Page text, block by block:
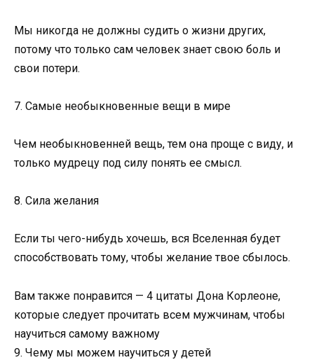
Мы никогда не должны судить о жизни других,
потому что только сам человек знает свою боль и
свои потери.
7. Самые необыкновенные вещи в мире
Чем необыкновенней вещь, тем она проще с виду, и
только мудрецу под силу понять ее смысл.
8. Сила желания
Если ты чего-нибудь хочешь, вся Вселенная будет
способствовать тому, чтобы желание твое сбылось.
Вам также понравится — 4 цитаты Дона Корлеоне,
которые следует прочитать всем мужчинам, чтобы
научиться самому важному
9. Чему мы можем научиться у детей